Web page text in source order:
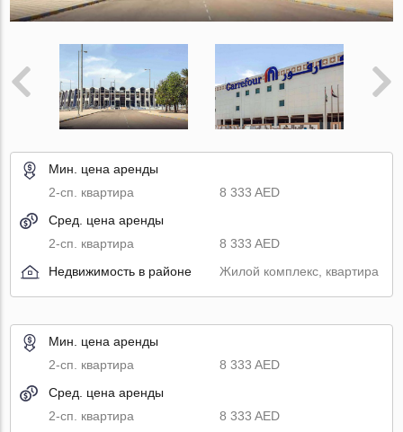
Мин. цена аренды
2-сп. квартира
8 333 AED
Сред. цена аренды
2-сп. квартира
8 333 AED
Недвижимость в районе
Жилой комплекс, квартира
Мин. цена аренды
2-сп. квартира
8 333 AED
Сред. цена аренды
2-сп. квартира
8 333 AED